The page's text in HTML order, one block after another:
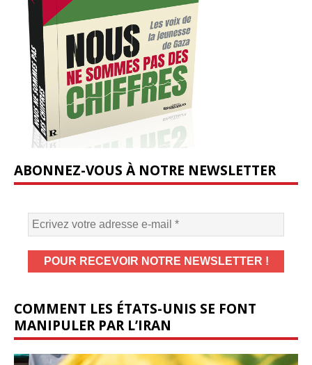
ABONNEZ-VOUS À NOTRE NEWSLETTER
COMMENT LES ÉTATS-UNIS SE FONT
MANIPULER PAR L’IRAN